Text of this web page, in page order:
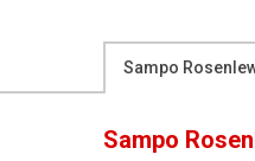
Sampo
Sampo